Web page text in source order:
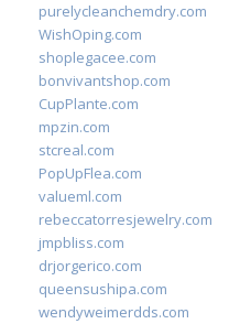
purelycleanchemdry.com
WishOping.com
shoplegacee.com
bonvivantshop.com
CupPlante.com
mpzin.com
stcreal.com
PopUpFlea.com
valueml.com
rebeccatorresjewelry.com
jmpbliss.com
drjorgerico.com
queensushipa.com
wendyweimerdds.com